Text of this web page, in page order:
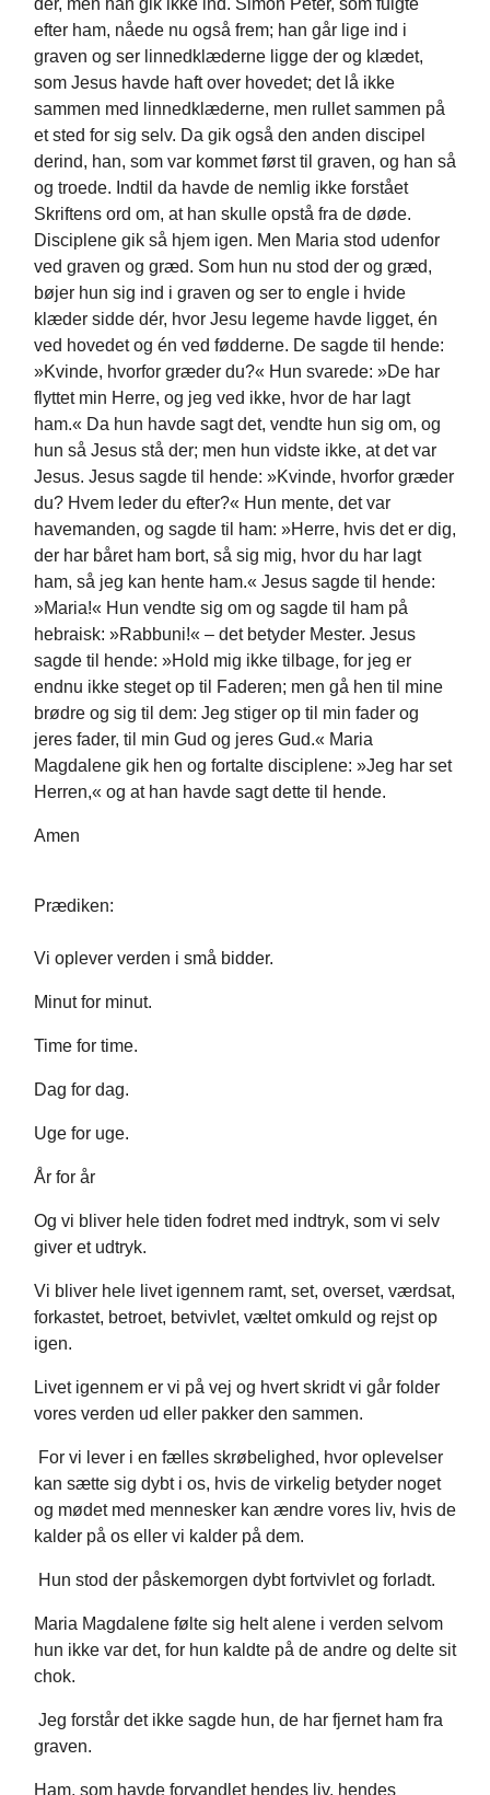
der, men han gik ikke ind. Simon Peter, som fulgte
efter ham, nåede nu også frem; han går lige ind i
graven og ser linnedklæderne ligge der og klædet,
som Jesus havde haft over hovedet; det lå ikke
sammen med linnedklæderne, men rullet sammen på
et sted for sig selv. Da gik også den anden discipel
derind, han, som var kommet først til graven, og han så
og troede. Indtil da havde de nemlig ikke forstået
Skriftens ord om, at han skulle opstå fra de døde.
Disciplene gik så hjem igen. Men Maria stod udenfor
ved graven og græd. Som hun nu stod der og græd,
bøjer hun sig ind i graven og ser to engle i hvide
klæder sidde dér, hvor Jesu legeme havde ligget, én
ved hovedet og én ved fødderne. De sagde til hende:
»Kvinde, hvorfor græder du?« Hun svarede: »De har
flyttet min Herre, og jeg ved ikke, hvor de har lagt
ham.« Da hun havde sagt det, vendte hun sig om, og
hun så Jesus stå der; men hun vidste ikke, at det var
Jesus. Jesus sagde til hende: »Kvinde, hvorfor græder
du? Hvem leder du efter?« Hun mente, det var
havemanden, og sagde til ham: »Herre, hvis det er dig,
der har båret ham bort, så sig mig, hvor du har lagt
ham, så jeg kan hente ham.« Jesus sagde til hende:
»Maria!« Hun vendte sig om og sagde til ham på
hebraisk: »Rabbuni!« – det betyder Mester. Jesus
sagde til hende: »Hold mig ikke tilbage, for jeg er
endnu ikke steget op til Faderen; men gå hen til mine
brødre og sig til dem: Jeg stiger op til min fader og
jeres fader, til min Gud og jeres Gud.« Maria
Magdalene gik hen og fortalte disciplene: »Jeg har set
Herren,« og at han havde sagt dette til hende.
Amen
Prædiken:
Vi oplever verden i små bidder.
Minut for minut.
Time for time.
Dag for dag.
Uge for uge.
År for år
Og vi bliver hele tiden fodret med indtryk, som vi selv
giver et udtryk.
Vi bliver hele livet igennem ramt, set, overset, værdsat,
forkastet, betroet, betvivlet, væltet omkuld og rejst op
igen.
Livet igennem er vi på vej og hvert skridt vi går folder
vores verden ud eller pakker den sammen.
For vi lever i en fælles skrøbelighed, hvor oplevelser
kan sætte sig dybt i os, hvis de virkelig betyder noget
og mødet med mennesker kan ændre vores liv, hvis de
kalder på os eller vi kalder på dem.
Hun stod der påskemorgen dybt fortvivlet og forladt.
Maria Magdalene følte sig helt alene i verden selvom
hun ikke var det, for hun kaldte på de andre og delte sit
chok.
Jeg forstår det ikke sagde hun, de har fjernet ham fra
graven.
Ham, som havde forvandlet hendes liv, hendes